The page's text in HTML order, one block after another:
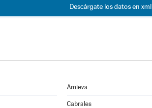
Descárgate los datos en xml
Amieva
Cabrales